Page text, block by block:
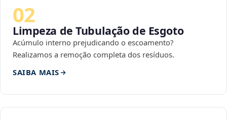
02
Limpeza de Tubulação de Esgoto
Acúmulo interno prejudicando o escoamento?
Realizamos a remoção completa dos resíduos.
SAIBA MAIS